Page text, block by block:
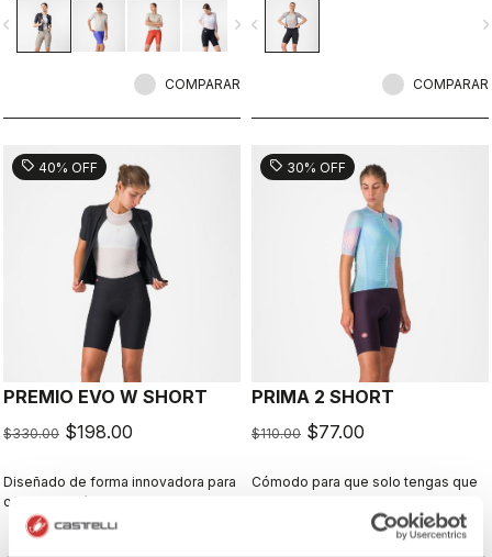
navigate_next
COMPARAR
navigate_before
COMPARAR
sell 40% OFF
PREMIO EVO W SHORT
$330.00 $198.00
Diseñado de forma innovadora para
ofrecer la máxima comodidad,
sujeción, velocidad y durabilidad en
largas distancias.
sell 30% OFF
PRIMA 2 SHORT
$110.00 $77.00
Cómodo para que solo tengas que